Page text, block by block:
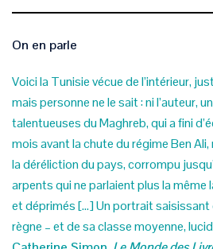
On en parle
Voici la Tunisie vécue de l’intérieur,
mais personne ne le sait : ni l’auteur,
talentueuses du Maghreb, qui a fini
mois avant la chute du régime Ben
la déréliction du pays, corrompu
arpents qui ne parlaient plus la même
et déprimés […] Un portrait saisissant
règne – et de sa classe moyenne,